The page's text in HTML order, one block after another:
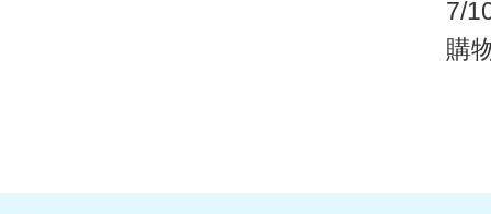
7/
購